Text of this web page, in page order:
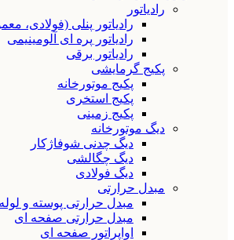
رادیاتور
رادیاتور پنلی (فولادی،
رادیاتور پره ای آلومینیمی
رادیاتور برقی
پکیج گرمایشی
پکیج موتورخانه
پکیج استخری
پکیج زمینی
دیگ موتورخانه
دیگ چدنی شوفاژکار
دیگ چگالشی
دیگ فولادی
مبدل حرارتی
مبدل حرارتی پوسته و لوله
مبدل حرارتی صفحه ای
اواپراتور صفحه ای